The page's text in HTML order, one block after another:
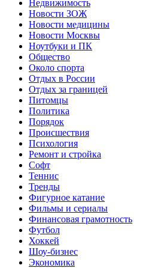
Недвижимость
Новости ЗОЖ
Новости медицины
Новости Москвы
Ноутбуки и ПК
Общество
Около спорта
Отдых в России
Отдых за границей
Питомцы
Политика
Порядок
Происшествия
Психология
Ремонт и стройка
Софт
Теннис
Тренды
Фигурное катание
Фильмы и сериалы
Финансовая грамотность
Футбол
Хоккей
Шоу-бизнес
Экономика